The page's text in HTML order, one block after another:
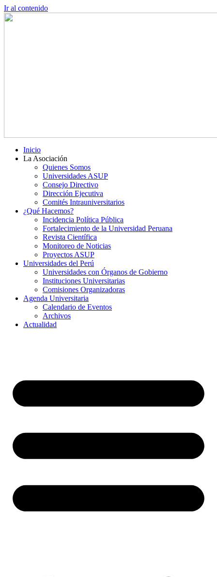
Ir al contenido
Inicio
La Asociación
Quienes Somos
Universidades ASUP
Consejo Directivo
Dirección Ejecutiva
Comités Intrauniversitarios
¿Qué Hacemos?
Incidencia Política Pública
Fortalecimiento de la Universidad Peruana
Revista Científica
Monitoreo de Noticias
Proyectos ASUP
Universidades del Perú
Universidades con Órganos de Gobierno
Instituciones Universitarias
Comisiones Organizadoras
Agenda Universitaria
Calendario de Eventos
Archivos
Actualidad